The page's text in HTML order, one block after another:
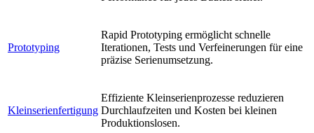
Prototyping
Rapid Prototyping ermöglicht schnelle
Iterationen, Tests und Verfeinerungen für eine
präzise Serienumsetzung.
Kleinserienfertigung
Effiziente Kleinserienprozesse reduzieren
Durchlaufzeiten und Kosten bei kleinen
Produktionslosen.